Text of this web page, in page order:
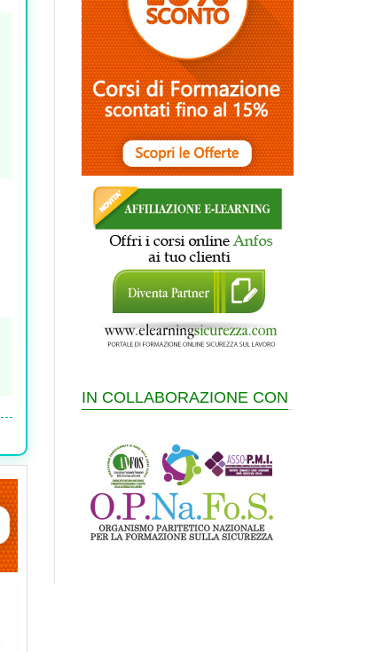
IN COLLABORAZIONE CON